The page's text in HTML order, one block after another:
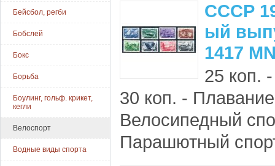
Бейсбол, регби
Бобслей
Бокс
Борьба
Боулинг, гольф. крикет,
кегли
Велоспорт
Водные виды спорта
СССР
ый
1417
25 коп.
30 коп. -
Велосипедный
Парашютный